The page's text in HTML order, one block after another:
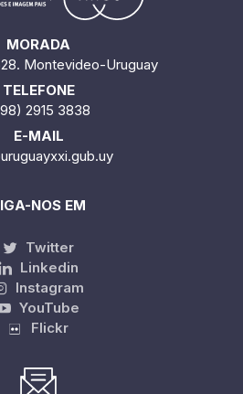
MORADA
Montevideo-Uruguay
TELEFONE
2915 3838
E-MAIL
NOS EM
Twitter
Linkedin
Instagram
YouTube
Flickr